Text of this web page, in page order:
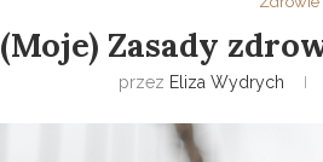
(Moje) Zasady
przez Eliza Wydrych